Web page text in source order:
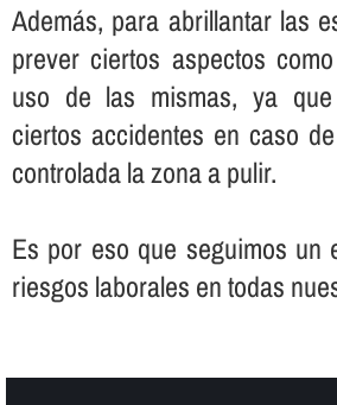
Además, para abrillantar las
prever ciertos aspectos
uso de las mismas, ya
ciertos accidentes en caso
controlada la zona a pulir.
Es por eso que seguimos un
riesgos laborales en todas